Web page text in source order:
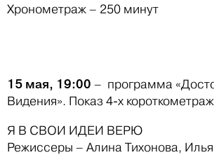
Хронометраж – 250 минут
15 мая, 19:00 – программа
Видения». Показ 4-х
Я В СВОИ ИДЕИ ВЕРЮ
Режиссеры – Алина Тихонова, Илья